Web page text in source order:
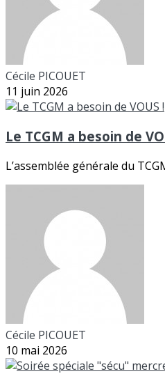
Cécile PICOUET
11 juin 2026
Le TCGM a besoin de
L’assemblée générale du
Cécile PICOUET
10 mai 2026